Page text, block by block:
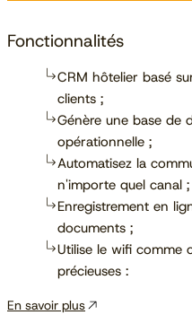
Fonctionnalités
CRM hôtelier basé
clients ;
Génère une base de
opérationnelle ;
Automatisez la
n'importe quel canal ;
Enregistrement en
documents ;
Utilise le wifi comme
précieuses :
En savoir plus